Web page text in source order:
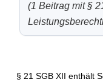
(1 Beitrag mit §
§ 21 SGB XII enthält